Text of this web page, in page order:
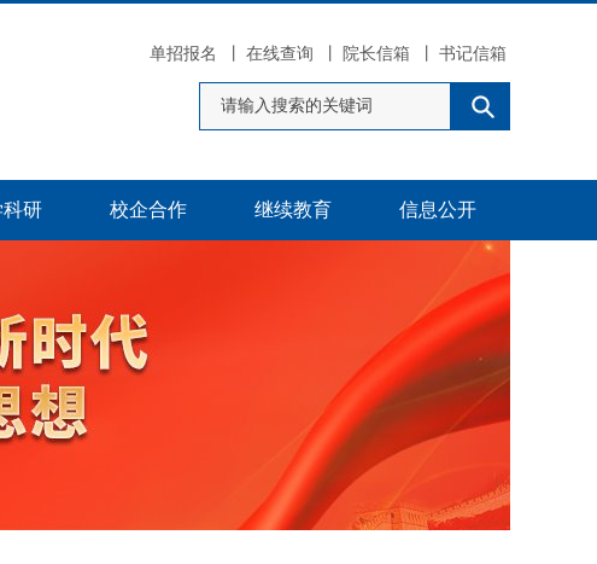
单招报名 在线查询 院长信箱 书记信箱
研 校企合作 继续教育 信息公开